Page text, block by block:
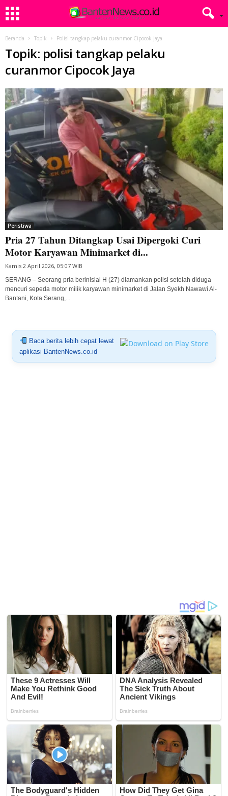
Beranda Topik Polisi tangkap pelaku curanmor Cipocok Jaya
Topik: polisi tangkap pelaku
curanmor Cipocok Jaya
Peristiwa
Pria 27 Tahun Ditangkap Usai Dipergoki Curi
Motor Karyawan Minimarket di...
Kamis 2 April 2026, 05:07 WIB
SERANG – Seorang pria berinisial H (27) diamankan polisi setelah diduga
mencuri sepeda motor milik karyawan minimarket di Jalan Syekh Nawawi Al-
Bantani, Kota Serang,...
Baca berita lebih cepat lewat
aplikasi BantenNews.co.id